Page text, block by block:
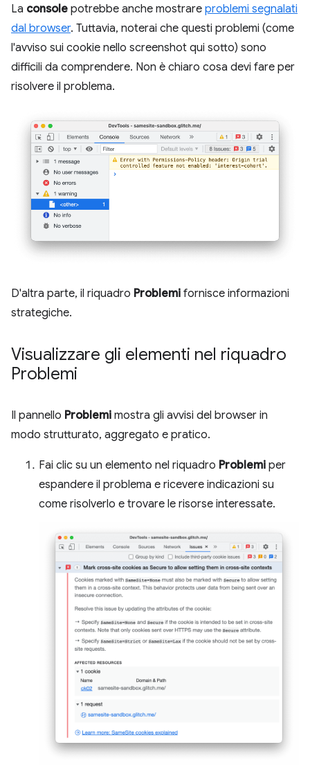
La console potrebbe anche mostrare problemi segnalati
dal browser. Tuttavia, noterai che questi problemi (come
l'avviso sui cookie nello screenshot qui sotto) sono
difficili da comprendere. Non è chiaro cosa devi fare per
risolvere il problema.
D'altra parte, il riquadro Problemi fornisce informazioni
strategiche.
Visualizzare gli elementi nel riquadro
Problemi
Il pannello Problemi mostra gli avvisi del browser in
modo strutturato, aggregato e pratico.
Fai clic su un elemento nel riquadro Problemi per
espandere il problema e ricevere indicazioni su
come risolverlo e trovare le risorse interessate.